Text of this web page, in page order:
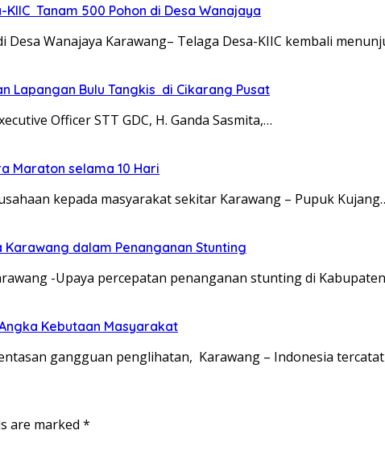
Tanam 500 Pohon di Desa Wanajaya
Wanajaya Karawang– Telaga Desa-KIIC kembali
Lapangan Bulu Tangkis di Cikarang Pusat
Officer STT GDC, H. Ganda Sasmita,…
Maraton selama 10 Hari
kepada masyarakat sekitar Karawang – Pupuk
Karawang dalam Penanganan Stunting
-Upaya percepatan penanganan stunting di
Kebutaan Masyarakat
gangguan penglihatan, Karawang – Indonesia
are marked *